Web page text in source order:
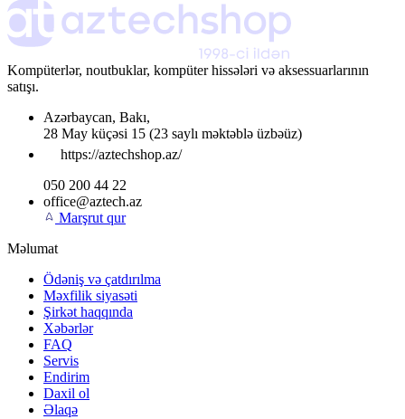
Kompüterlər, noutbuklar, kompüter hissələri və aksessuarlarının
satışı.
Azərbaycan, Bakı,
28 May küçəsi 15 (23 saylı məktəblə üzbəüz)
https://aztechshop.az/
050 200 44 22
office@aztech.az
Marşrut qur
Məlumat
Ödəniş və çatdırılma
Məxfilik siyasəti
Şirkət haqqında
Xəbərlər
FAQ
Servis
Endirim
Daxil ol
Əlaqə